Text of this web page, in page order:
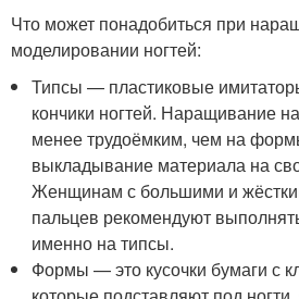
Что может понадобиться при
моделировании ногтей:
Типсы — пластиковые
кончики ногтей. Наращивание
менее трудоёмким, чем на
выкладывание материала на
Женщинам с большими и
пальцев рекомендуют
именно на типсы.
Формы — это кусочки бумаги с